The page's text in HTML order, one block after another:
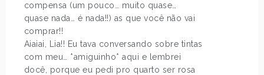
compensa (um pouco… muito quase…
quase nada… é nada!!) as que você não vai
comprar!!
Aiaiai, Lia!! Eu tava conversando sobre tintas
com meu… *amiguinho* aqui e lembrei
docê, porque eu pedi pro quarto ser rosa